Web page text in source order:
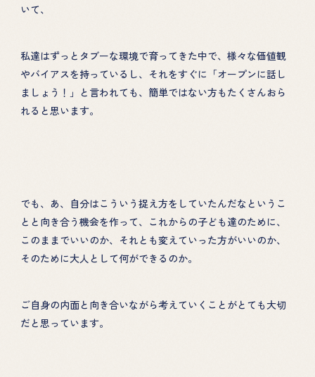
いて、
私達はずっとタブーな環境で育ってきた中で、様々な価値観
やバイアスを持っているし、それをすぐに「オープンに話し
ましょう！」と言われても、簡単ではない方もたくさんおら
れると思います。
でも、あ、自分はこういう捉え方をしていたんだなというこ
とと向き合う機会を作って、これからの子ども達のために、
このままでいいのか、それとも変えていった方がいいのか、
そのために大人として何ができるのか。
ご自身の内面と向き合いながら考えていくことがとても大切
だと思っています。